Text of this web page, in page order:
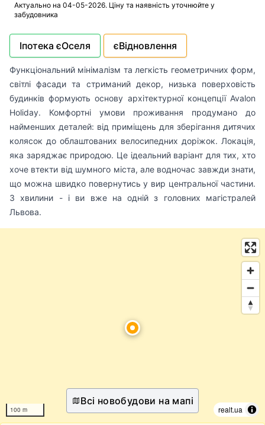
Актуально на 04-05-2026. Ціну та наявність уточнюйте у
забудовника
Іпотека єОселя єВідновлення
Функціональний мінімалізм та легкість геометричних форм,
світлі фасади та стриманий декор, низька поверховість
будинків формують основу архітектурної концепції Avalon
Holiday. Комфортні умови проживання продумано до
найменших деталей: від приміщень для зберігання дитячих
колясок до облаштованих велосипедних доріжок. Локація,
яка заряджає природою. Це ідеальний варіант для тих, хто
хоче втекти від шумного міста, але водночас завжди знати,
що можна швидко повернутись у вир центральної частини.
3 хвилини - і ви вже на одній з головних магістралей
Львова.
100 m realt.ua
Всі новобудови на мапі